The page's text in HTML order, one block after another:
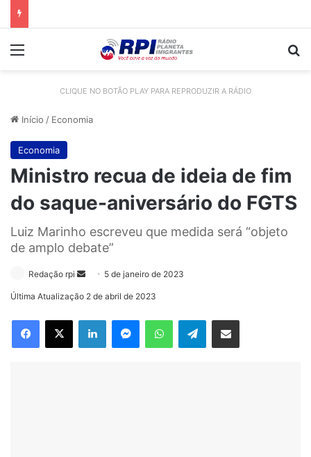
Menu
CLIQUE NO BOTÃO PLAY PARA REPRODUZIR A RÁDIO
Início / Economia
Economia
Ministro recua de ideia de fim
do saque-aniversário do FGTS
Luiz Marinho escreveu que medida será “objeto
de amplo debate”
Redação rpi
Mande
mail
5 de janeiro de 2023
Última Atualização 2 de abril de 2023
Facebook
X LinkedinMessengerWhatsAppTelegramCompartilhar via e-mail